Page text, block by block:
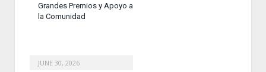
Grandes Premios y Apoyo a
la Comunidad
JUNE 30, 2026